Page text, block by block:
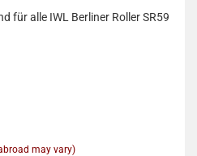
für alle IWL Berliner Roller SR59
may vary)